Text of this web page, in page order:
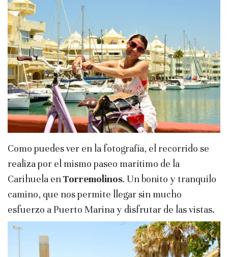
Como puedes ver en la fotografía, el recorrido se
realiza por el mismo paseo marítimo de la
Carihuela enTorremolinos. Un bonito y tranquilo
camino, que nos permite llegar sin mucho
esfuerzo a Puerto Marina y disfrutar de las vistas.